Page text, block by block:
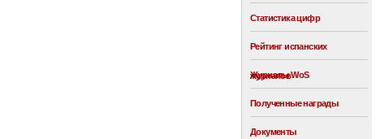
Статистика цифр
Рейтинг испанских
журналов
Журналы WoS
Полученные награды
Документы